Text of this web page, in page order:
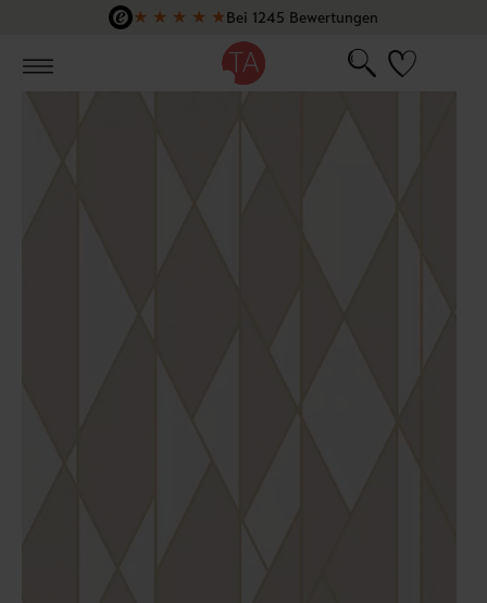
Zum Hauptinhalt springen
★ ★ ★ ★ ★Bei 1245 Bewertungen